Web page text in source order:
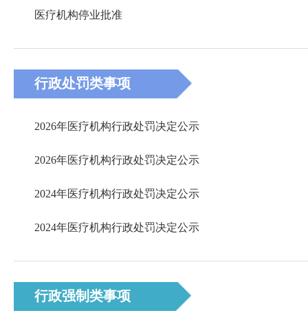
医疗机构停业批准
行政处罚类事项
2026年医疗机构行政处罚决定公示
2026年医疗机构行政处罚决定公示
2024年医疗机构行政处罚决定公示
2024年医疗机构行政处罚决定公示
行政强制类事项